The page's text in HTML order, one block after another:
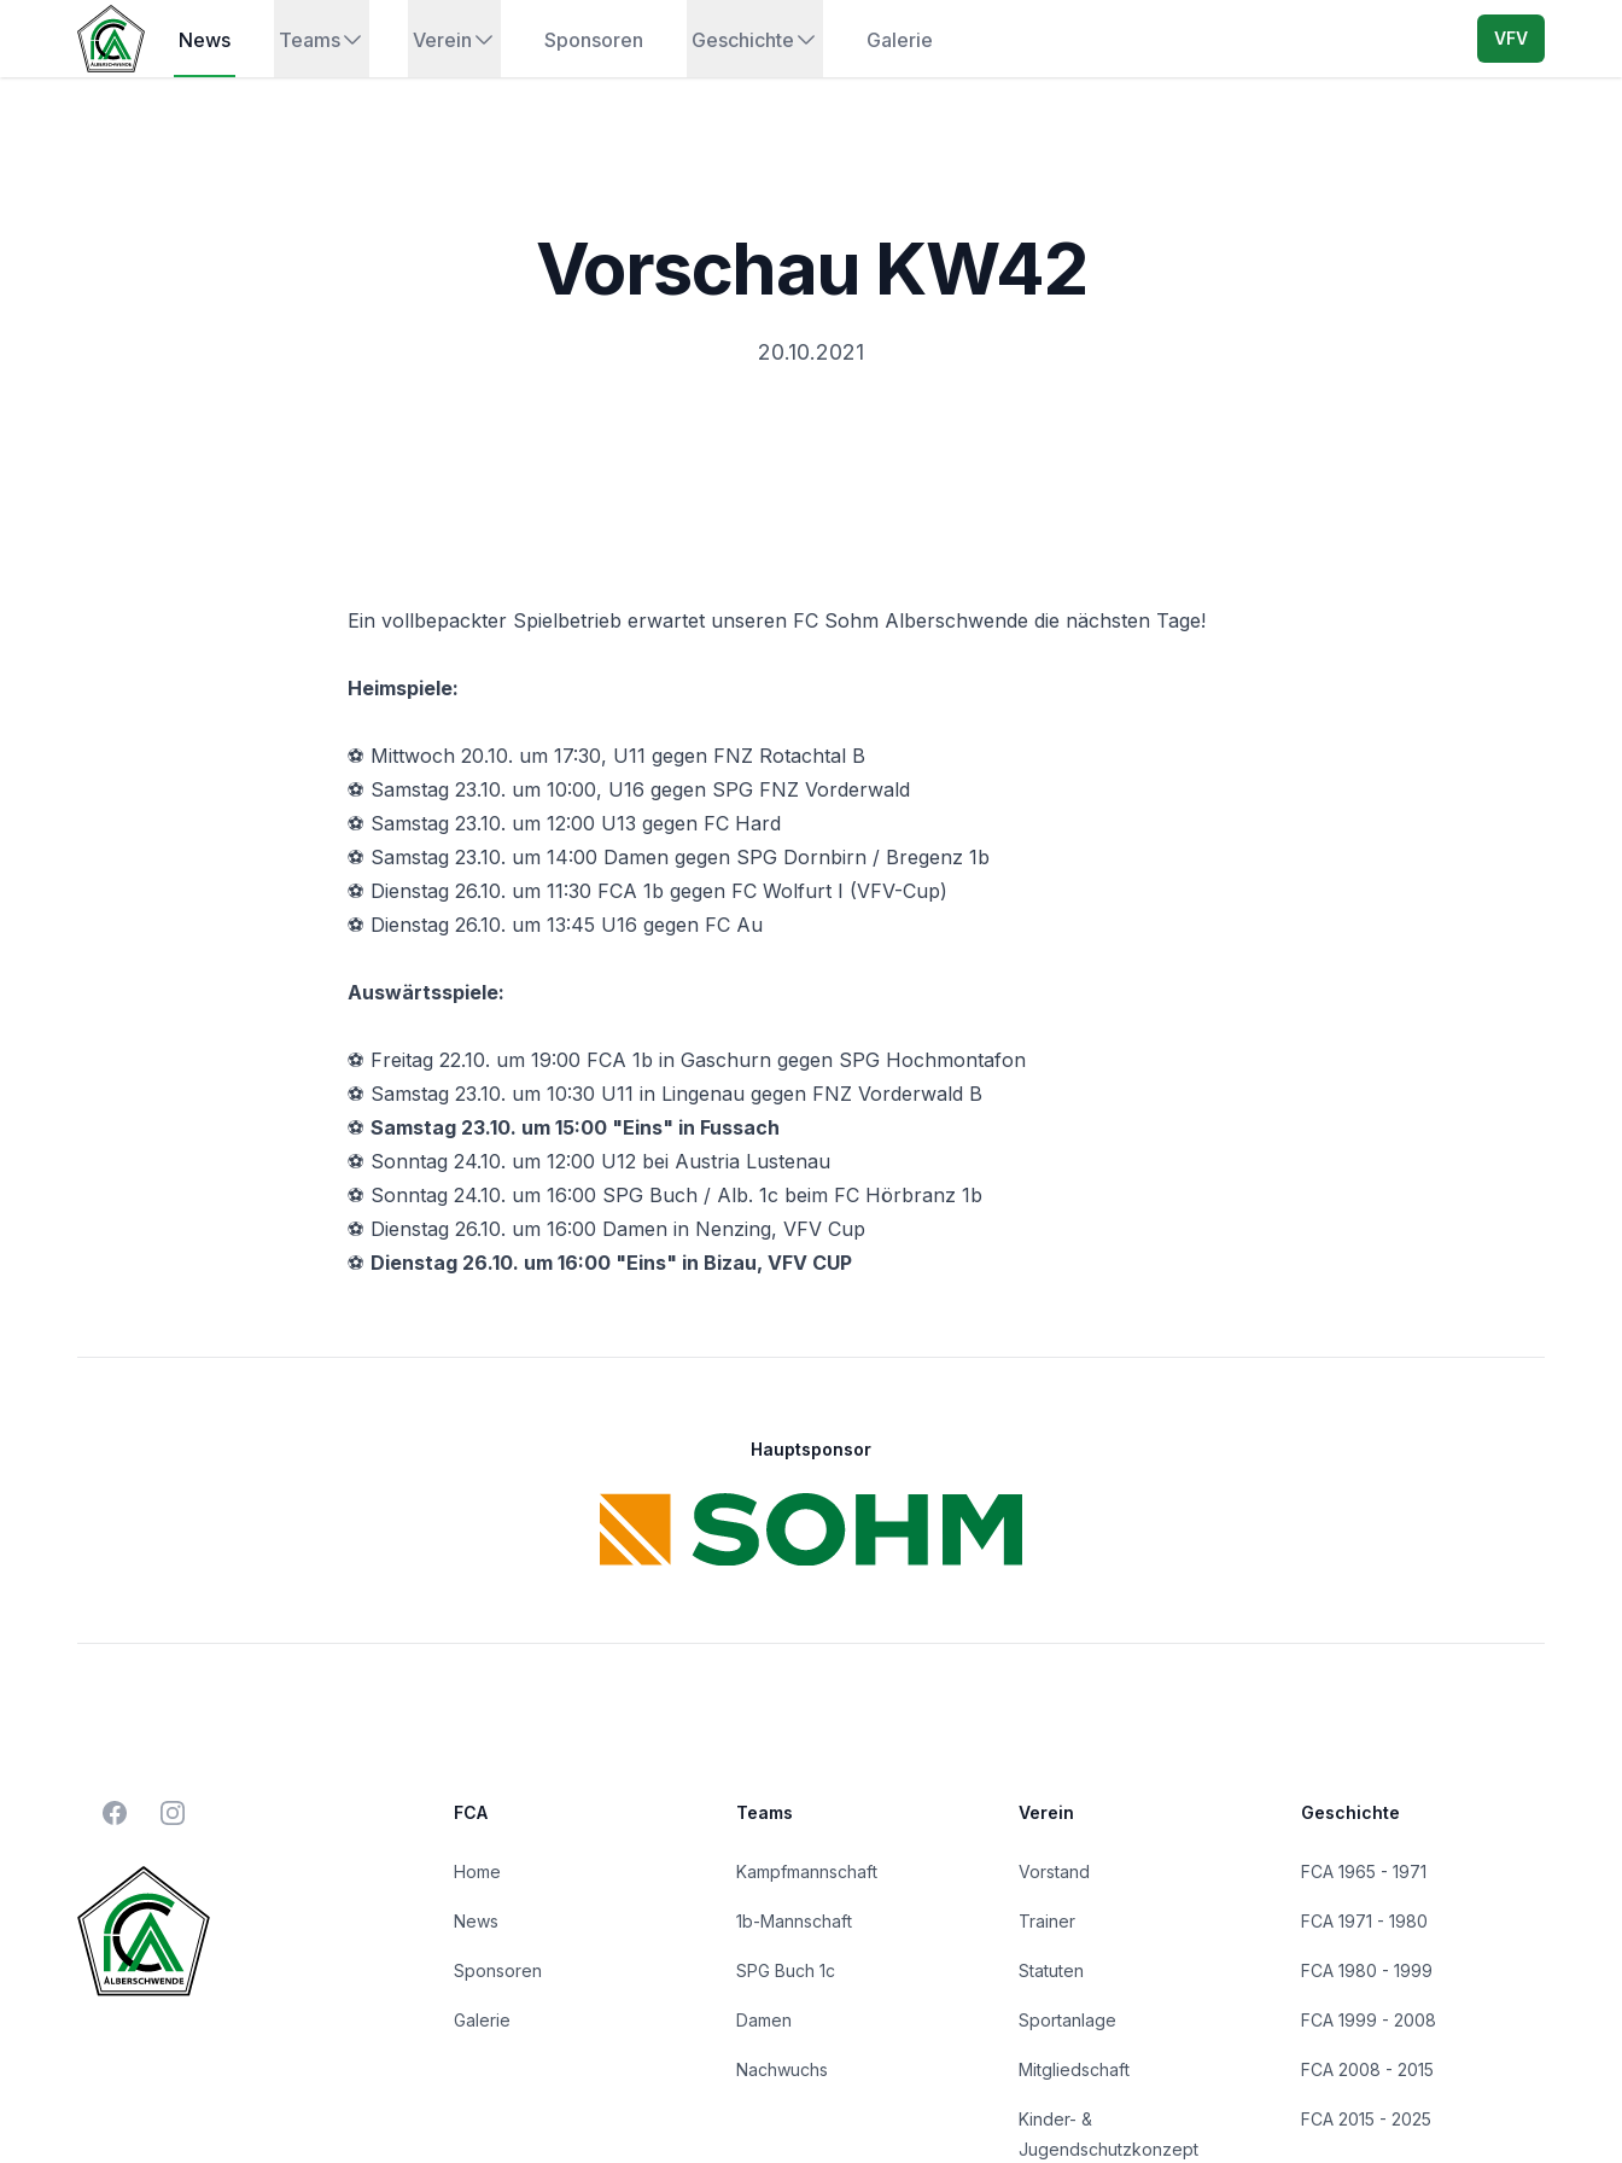
News Teams Verein Sponsoren Geschichte Galerie VFV
Vorschau KW42
20.10.2021
Ein vollbepackter Spielbetrieb erwartet unseren FC Sohm Alberschwende die nächsten Tage!
Heimspiele:
⚽ Mittwoch 20.10. um 17:30, U11 gegen FNZ Rotachtal B
⚽ Samstag 23.10. um 10:00, U16 gegen SPG FNZ Vorderwald
⚽ Samstag 23.10. um 12:00 U13 gegen FC Hard
⚽ Samstag 23.10. um 14:00 Damen gegen SPG Dornbirn / Bregenz 1b
⚽ Dienstag 26.10. um 11:30 FCA 1b gegen FC Wolfurt I (VFV-Cup)
⚽ Dienstag 26.10. um 13:45 U16 gegen FC Au
Auswärtsspiele:
⚽ Freitag 22.10. um 19:00 FCA 1b in Gaschurn gegen SPG Hochmontafon
⚽ Samstag 23.10. um 10:30 U11 in Lingenau gegen FNZ Vorderwald B
⚽ Samstag 23.10. um 15:00 "Eins" in Fussach
⚽ Sonntag 24.10. um 12:00 U12 bei Austria Lustenau
⚽ Sonntag 24.10. um 16:00 SPG Buch / Alb. 1c beim FC Hörbranz 1b
⚽ Dienstag 26.10. um 16:00 Damen in Nenzing, VFV Cup
⚽ Dienstag 26.10. um 16:00 "Eins" in Bizau, VFV CUP
Hauptsponsor
FacebookInstagram FCA
Home
News
Sponsoren
Galerie
Teams
Kampfmannschaft
1b-Mannschaft
SPG Buch 1c
Damen
Nachwuchs
Verein
Vorstand
Trainer
Statuten
Sportanlage
Mitgliedschaft
Kinder- &
Jugendschutzkonzept
Geschichte
FCA 1965 - 1971
FCA 1971 - 1980
FCA 1980 - 1999
FCA 1999 - 2008
FCA 2008 - 2015
FCA 2015 - 2025